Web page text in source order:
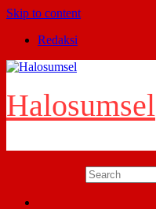
Skip to content
Redaksi
Halosumsel